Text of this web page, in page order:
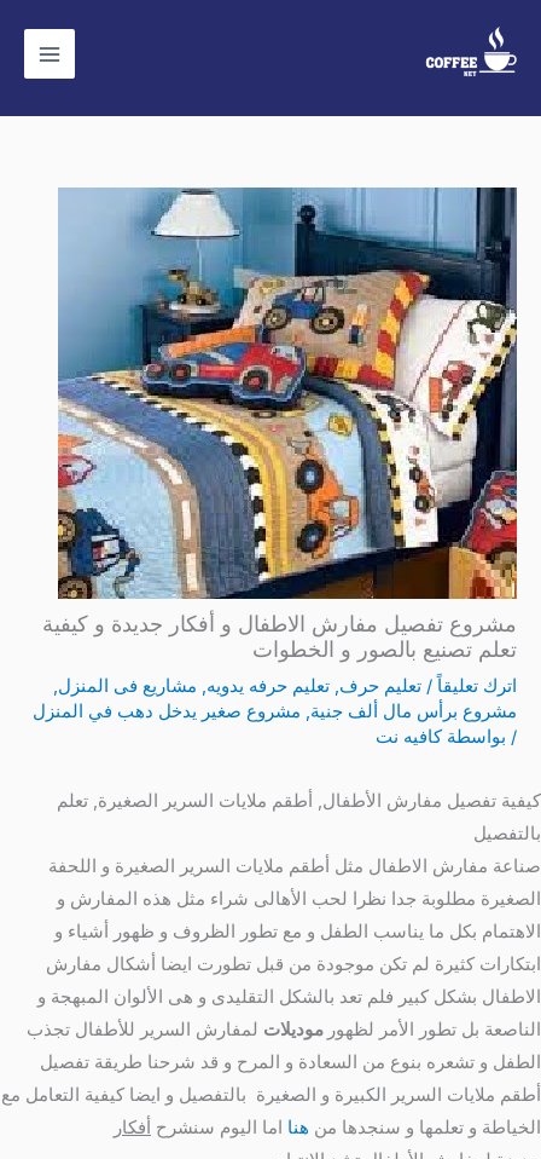
المحتوى
مشروع تفصيل مفارش الاطفال و أفكار جديدة و كيفية
تعلم تصنيع بالصور و الخطوات
اترك تعليقاً / تعليم حرف, تعليم حرفه يدويه, مشاريع فى المنزل,
مشروع برأس مال ألف جنية, مشروع صغير يدخل دهب في المنزل
/ بواسطة كافيه نت
كيفية تفصيل مفارش الأطفال, أطقم ملايات السرير الصغيرة, تعلم
بالتفصيل
صناعة مفارش الاطفال مثل أطقم ملايات السرير الصغيرة و اللحفة
الصغيرة مطلوبة جدا نظرا لحب الأهالى شراء مثل هذه المفارش و
الاهتمام بكل ما يناسب الطفل و مع تطور الظروف و ظهور أشياء و
ابتكارات كثيرة لم تكن موجودة من قبل تطورت ايضا أشكال مفارش
الاطفال بشكل كبير فلم تعد بالشكل التقليدى و هى الألوان المبهجة و
الناصعة بل تطور الأمر لظهور موديلات لمفارش السرير للأطفال تجذب
الطفل و تشعره بنوع من السعادة و المرح و قد شرحنا طريقة تفصيل
أطقم ملايات السرير الكبيرة و الصغيرة بالتفصيل و ايضا كيفية التعامل مع
الخياطة و تعلمها و سنجدها من هنا اما اليوم سنشرح أفكار